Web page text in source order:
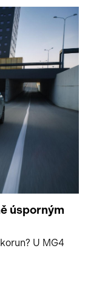
úsporným
U MG4